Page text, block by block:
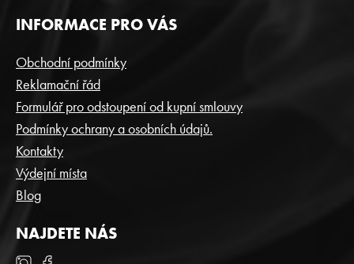
Z
Á
P
A
T
Í
INFORMACE PRO VÁS
Obchodní podmínky
Reklamační řád
Formulář pro odstoupení od kupní smlouvy
Podmínky ochrany a osobních údajů.
Kontakty
Výdejní místa
Blog
NAJDETE NÁS